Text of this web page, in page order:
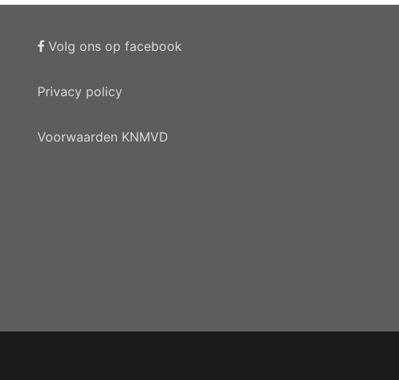
Volg ons op facebook
Privacy policy
Voorwaarden KNMVD